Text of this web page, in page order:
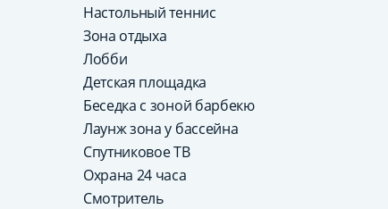
Настольный теннис
Зона отдыха
Лобби
Детская площадка
Беседка с зоной барбекю
Лаунж зона у бассейна
Спутниковое ТВ
Охрана 24 часа
Смотритель